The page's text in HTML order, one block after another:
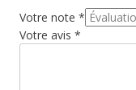
Votre note*
Votre avis*